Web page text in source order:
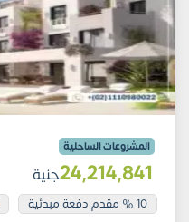
المشروعات الساحلية
24٬214٬841جنية
10 % مقدم دفعة مبدئية